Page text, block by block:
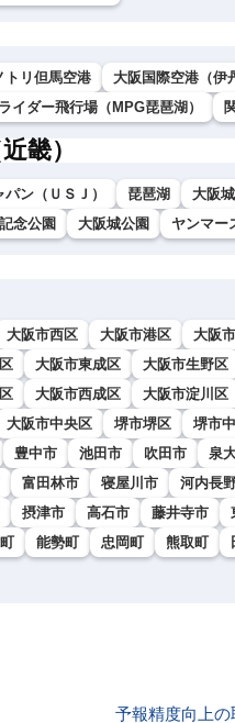
トリ但馬空港
大阪国際空港（伊
イダー飛行場（MPG琵琶湖）
畿）
ン（ＵＳＪ） 琵琶湖 大阪
念公園 大阪城公園 ヤンマー
大阪市西区 大阪市港区 大阪
大阪市東成区 大阪市生野区
大阪市西成区 大阪市淀川区
大阪市中央区 堺市堺区 堺市
豊中市 池田市 吹田市 泉
富田林市 寝屋川市 河内長
摂津市 高石市 藤井寺市
能勢町 忠岡町 熊取町
予報精度向上